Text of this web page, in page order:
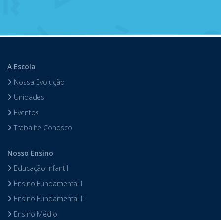
A Escola
Nossa Evolução
Unidades
Eventos
Trabalhe Conosco
Nosso Ensino
Educação Infantil
Ensino Fundamental I
Ensino Fundamental II
Ensino Médio